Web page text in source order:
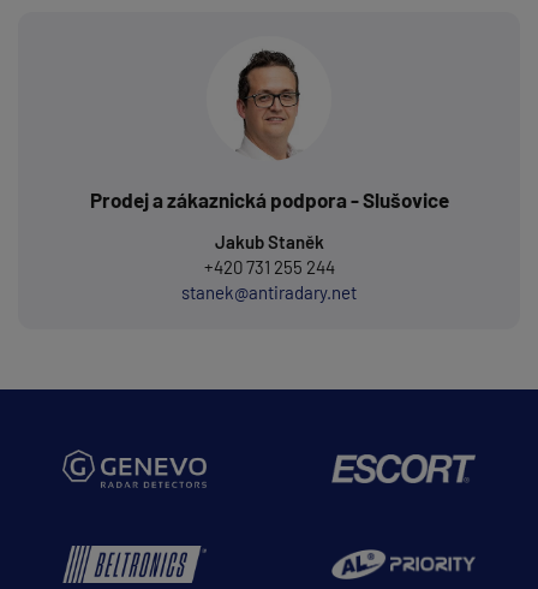
Prodej a zákaznická podpora - Slušovice
Jakub Staněk
+420 731 255 244
stanek@antiradary.net